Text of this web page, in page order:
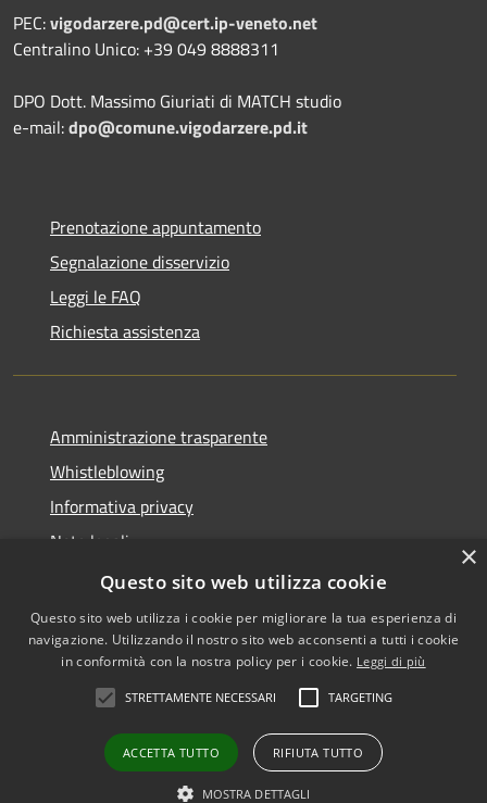
PEC:vigodarzere.pd@cert.ip-veneto.net
Centralino Unico: +39 049 8888311
DPO Dott. Massimo Giuriati di MATCH studio
e-mail:dpo@comune.vigodarzere.pd.it
Prenotazione appuntamento
Segnalazione disservizio
Leggi le FAQ
Richiesta assistenza
Amministrazione trasparente
Whistleblowing
Informativa privacy
Note legali
Dichiarazione di accessibilità
Accessibilità
Copyright © 2026 • Comune di
Vigodarzere • Powered by
Municipium•
redazione
×
Questo sito web utilizza cookie
Questo sito web utilizza i cookie per migliorare la tua esperienza di
navigazione. Utilizzando il nostro sito web acconsenti a tutti i cookie
in conformità con la nostra policy per i cookie. Leggi di più
STRETTAMENTE NECESSARI TARGETING
ACCETTA TUTTO RIFIUTA TUTTO
MOSTRA DETTAGLI